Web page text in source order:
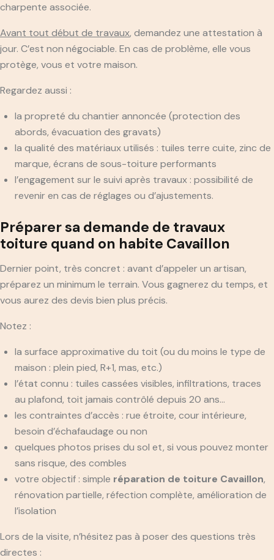
charpente associée.
Avant tout début de travaux, demandez une attestation à
jour. C’est non négociable. En cas de problème, elle vous
protège, vous et votre maison.
Regardez aussi :
la propreté du chantier annoncée (protection des
abords, évacuation des gravats)
la qualité des matériaux utilisés : tuiles terre cuite, zinc de
marque, écrans de sous-toiture performants
l’engagement sur le suivi après travaux : possibilité de
revenir en cas de réglages ou d’ajustements.
Préparer sa demande de travaux
toiture quand on habite Cavaillon
Dernier point, très concret : avant d’appeler un artisan,
préparez un minimum le terrain. Vous gagnerez du temps, et
vous aurez des devis bien plus précis.
Notez :
la surface approximative du toit (ou du moins le type de
maison : plein pied, R+1, mas, etc.)
l’état connu : tuiles cassées visibles, infiltrations, traces
au plafond, toit jamais contrôlé depuis 20 ans…
les contraintes d’accès : rue étroite, cour intérieure,
besoin d’échafaudage ou non
quelques photos prises du sol et, si vous pouvez monter
sans risque, des combles
votre objectif : simple réparation de toiture Cavaillon,
rénovation partielle, réfection complète, amélioration de
l’isolation
Lors de la visite, n’hésitez pas à poser des questions très
directes :